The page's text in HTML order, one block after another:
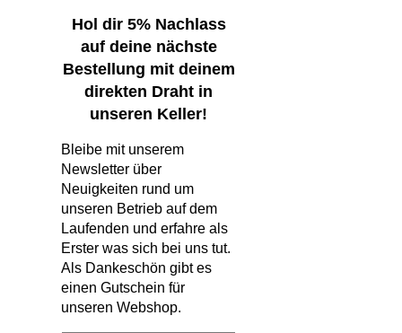
Hol dir 5% Nachlass
auf deine nächste
Bestellung mit deinem
direkten Draht in
unseren Keller!
Bleibe mit unserem
Newsletter über
Neuigkeiten rund um
unseren Betrieb auf dem
Laufenden und erfahre als
Erster was sich bei uns tut.
Als Dankeschön gibt es
einen Gutschein für
unseren Webshop.